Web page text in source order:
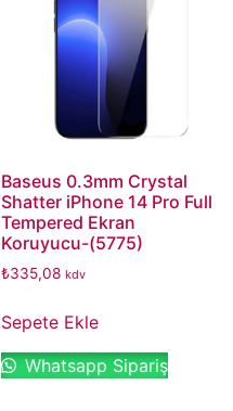
Baseus 0.3mm Crystal
Shatter iPhone 14 Pro Full
Tempered Ekran
Koruyucu-(5775)
₺335,08 kdv
Sepete Ekle
Whatsapp Sipariş